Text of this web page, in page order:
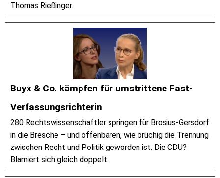
Thomas Rießinger.
Buyx & Co. kämpfen für umstrittene Fast-
Verfassungsrichterin
280 Rechtswissenschaftler springen für Brosius-Gersdorf
in die Bresche – und offenbaren, wie brüchig die Trennung
zwischen Recht und Politik geworden ist. Die CDU?
Blamiert sich gleich doppelt.